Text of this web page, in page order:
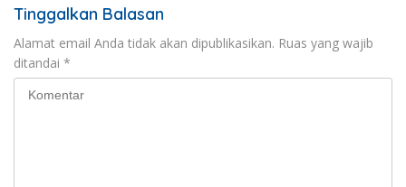
Tinggalkan Balasan
Alamat email Anda tidak akan dipublikasikan. Ruas yang wajib
ditandai *